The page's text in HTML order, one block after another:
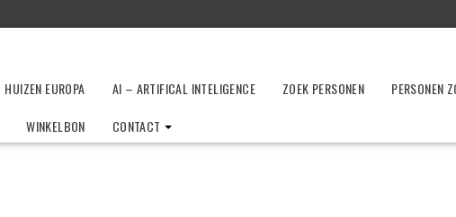
HUIZEN EUROPA AI – ARTIFICAL INTELIGENCE ZOEK PERSONEN PERSONEN
WINKELBON CONTACT